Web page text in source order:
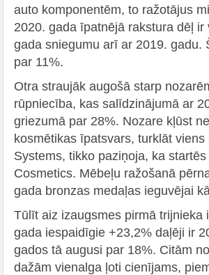
auto komponentēm, to ražotājus
2020. gada īpatnējā rakstura dēļ
gada sniegumu arī ar 2019. gadu.
par 11%.
Otra straujāk augošā starp
rūpniecība, kas salīdzinājumā ar
griezumā par 28%. Nozare kļūst
kosmētikas īpatsvars, turklāt
Systems, tikko paziņoja, ka
Cosmetics. Mēbeļu ražošanā
gada bronzas medaļas ieguvējai
Tūlīt aiz izaugsmes pirmā
gada iespaidīgie +23,2% daļēji ir
gados tā augusi par 18%. Citām
dažām vienalga ļoti cienījams,